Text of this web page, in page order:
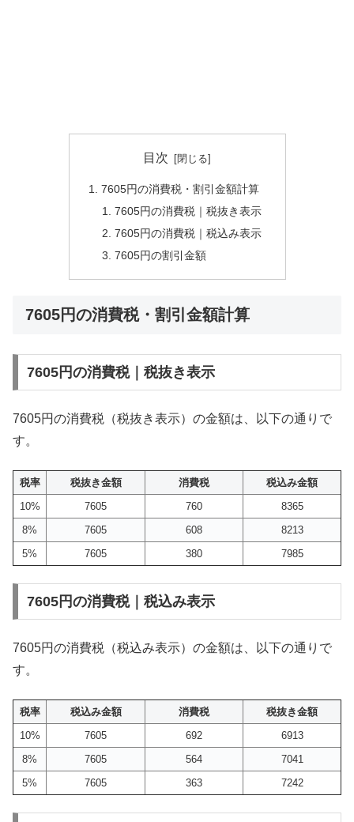
目次
7605円の消費税・割引金額計算
7605円の消費税｜税抜き表示
7605円の消費税｜税込み表示
7605円の割引金額
7605円の消費税・割引金額計算
7605円の消費税｜税抜き表示
7605円の消費税（税抜き表示）の金額は、以下の通りで
す。
税率 税抜き金額 消費税
税込み金額
10%
7605 760
8365
8%
7605 608
8213
5%
7605 380 7985
7605円の消費税｜税込み表示
7605円の消費税（税込み表示）の金額は、以下の通りで
す。
税率 税込み金額 消費税
税抜き金額
10%
7605 692
6913
8%
7605 564
7041
5%
7605 363 7242